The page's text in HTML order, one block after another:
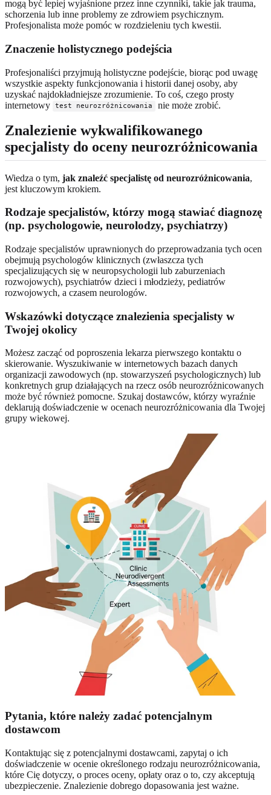
mogą być lepiej wyjaśnione przez inne czynniki, takie jak trauma,
schorzenia lub inne problemy ze zdrowiem psychicznym.
Profesjonalista może pomóc w rozdzieleniu tych kwestii.
Znaczenie holistycznego podejścia
Profesjonaliści przyjmują holistyczne podejście, biorąc pod uwagę
wszystkie aspekty funkcjonowania i historii danej osoby, aby
uzyskać najdokładniejsze zrozumienie. To coś, czego prosty
internetowy
test neurozróżnicowania nie może zrobić.
Znalezienie wykwalifikowanego
specjalisty do oceny neurozróżnicowania
Wiedza o tym, jak znaleźć specjalistę od neurozróżnicowania,
jest kluczowym krokiem.
Rodzaje specjalistów, którzy mogą stawiać diagnozę
(np. psychologowie, neurolodzy, psychiatrzy)
Rodzaje specjalistów uprawnionych do przeprowadzania tych ocen
obejmują psychologów klinicznych (zwłaszcza tych
specjalizujących się w neuropsychologii lub zaburzeniach
rozwojowych), psychiatrów dzieci i młodzieży, pediatrów
rozwojowych, a czasem neurologów.
Wskazówki dotyczące znalezienia specjalisty w
Twojej okolicy
Możesz zacząć od poproszenia lekarza pierwszego kontaktu o
skierowanie. Wyszukiwanie w internetowych bazach danych
organizacji zawodowych (np. stowarzyszeń psychologicznych) lub
konkretnych grup działających na rzecz osób neurozróżnicowanych
może być również pomocne. Szukaj dostawców, którzy wyraźnie
deklarują doświadczenie w ocenach neurozróżnicowania dla Twojej
grupy wiekowej.
Pytania, które należy zadać potencjalnym
dostawcom
Kontaktując się z potencjalnymi dostawcami, zapytaj o ich
doświadczenie w ocenie określonego rodzaju neurozróżnicowania,
które Cię dotyczy, o proces oceny, opłaty oraz o to, czy akceptują
ubezpieczenie. Znalezienie dobrego dopasowania jest ważne.